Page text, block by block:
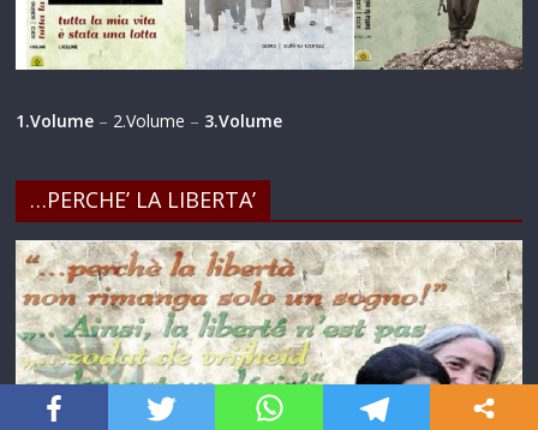
1.Volume – 2.Volume – 3.Volume
…PERCHE’ LA LIBERTA’